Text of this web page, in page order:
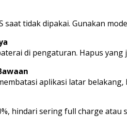
saat tidak dipakai. Gunakan
di pengaturan. Hapus
aplikasi latar
hindari sering full charge